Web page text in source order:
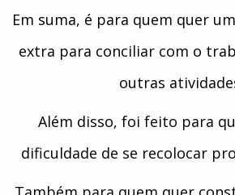
Em suma, é para quem quer
extra para conciliar com o
outras
Além disso, foi feito para
dificuldade de se recolocar